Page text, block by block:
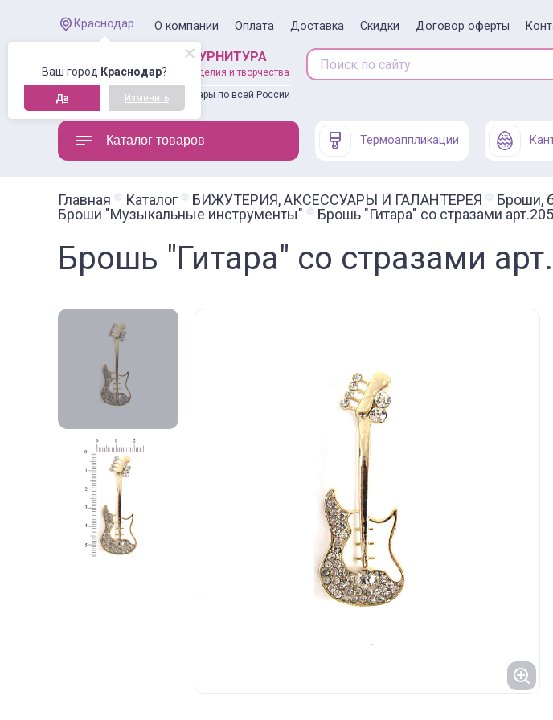
Ваш город Краснодар?
Да Изменить
Краснодар О компании Оплата Доставка Скидки Договор оферты
ШВЕЙНАЯ ФУРНИТУРА
товары для рукоделия и творчества
Доставляем товары по всей России
Каталог товаров Термоаппликации
Главная Каталог БИЖУТЕРИЯ, АКСЕССУАРЫ И ГАЛАНТЕРЕЯ Броши,
Броши "Музыкальные инструменты"
Брошь "Гитара" со стразами
Брошь "Гитара" со стразами